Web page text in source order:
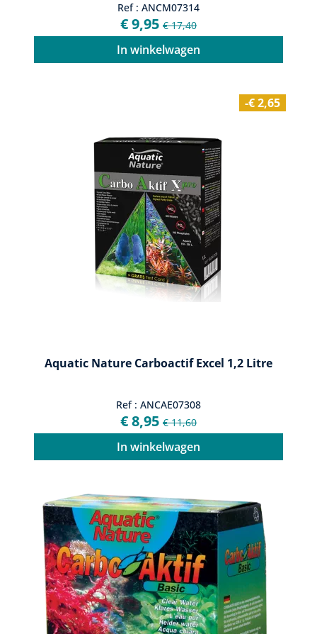
Ref : ANCM07314
€ 9,95 € 17,40
In winkelwagen
Aquatic Nature Carboactif Excel 1,2 Litre
Ref : ANCAE07308
€ 8,95 € 11,60
In winkelwagen
-€ 2,65